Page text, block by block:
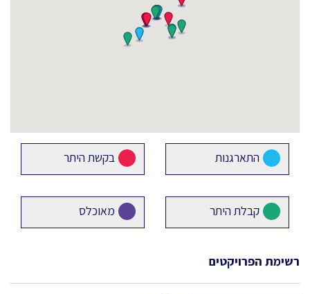
התארגנות בקשת היתר
קבלת היתר מאוכלס
רשימת הפרויקטים